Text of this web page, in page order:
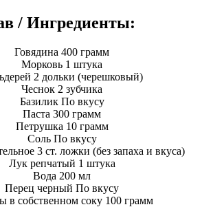
/ Ингредиенты:
Говядина 400 грамм
Морковь 1 штука
2 дольки (черешковый)
Чеснок 2 зубчика
Базилик По вкусу
Паста 300 грамм
Петрушка 10 грамм
Соль По вкусу
3 ст. ложки (без запаха и вкуса)
Лук репчатый 1 штука
Вода 200 мл
Перец черный По вкусу
в собственном соку 100 грамм